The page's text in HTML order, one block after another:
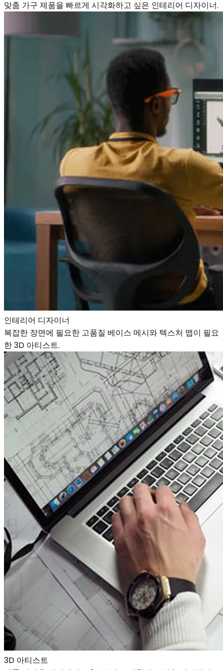
맞춤 가구 제품을 빠르게 시각화하고 싶은 인테리어 디자이너.
인테리어 디자이너
복잡한 장면에 필요한 고품질 베이스 메시와 텍스처 맵이 필요
한 3D 아티스트.
3D 아티스트